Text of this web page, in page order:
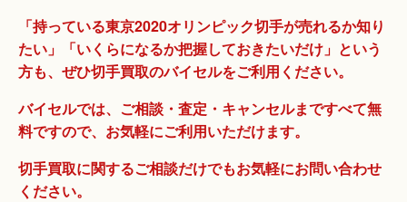
「持っている東京2020オリンピック切手が売れるか知り
たい」「いくらになるか把握しておきたいだけ」という
方も、ぜひ切手買取のバイセルをご利用ください。
バイセルでは、ご相談・査定・キャンセルまですべて無
料ですので、お気軽にご利用いただけます。
切手買取に関するご相談だけでもお気軽にお問い合わせ
ください。